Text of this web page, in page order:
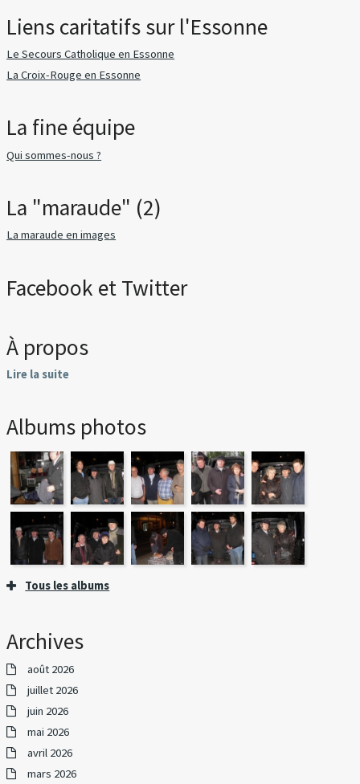
Liens caritatifs sur l'Essonne
Le Secours Catholique en Essonne
La Croix-Rouge en Essonne
La fine équipe
Qui sommes-nous ?
La "maraude" (2)
La maraude en images
Facebook et Twitter
À propos
Lire la suite
Albums photos
Tous les albums
Archives
août 2026
juillet 2026
juin 2026
mai 2026
avril 2026
mars 2026